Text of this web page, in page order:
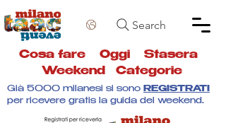
Search
Cosa fare Oggi Stasera
Weekend
Categorie
Già 5000 milanesi si sono REGISTRATI
per ricevere gratis la guida del weekend.